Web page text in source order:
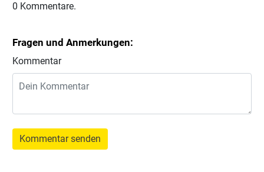
0 Kommentare.
Fragen und Anmerkungen:
Kommentar
Kommentar senden